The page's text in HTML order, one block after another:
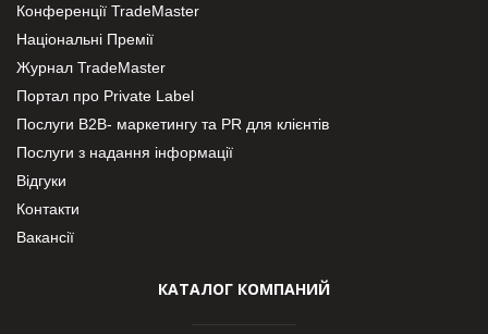
Конференції TradeMaster
Національні Премії
Журнал TradeMaster
Портал про Private Label
Послуги В2В- маркетингу та PR для клієнтів
Послуги з надання інформації
Відгуки
Контакти
Вакансії
КАТАЛОГ КОМПАНИЙ